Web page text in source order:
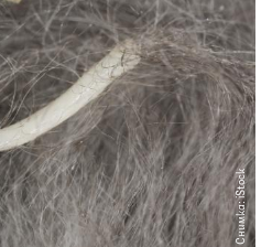
Снимка: iStock